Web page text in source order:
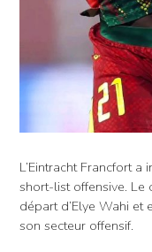
L’Eintracht Francfort
short-list offensive. Le
départ d’Elye Wahi
son secteur offensif.